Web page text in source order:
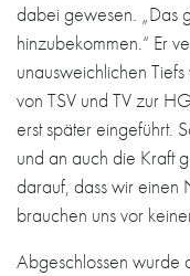
dabei gewesen. „Das
hinzubekommen.“ Er
unausweichlichen
von TSV und TV zur
erst später eingeführt.
und an auch die Kraft
darauf, dass wir
brauchen uns vor
Abgeschlossen wurde